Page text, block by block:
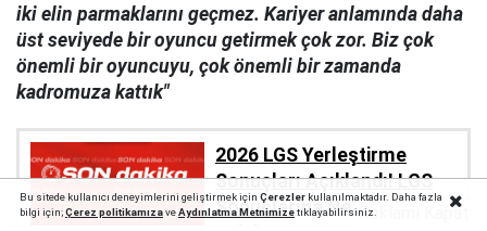
iki elin parmaklarını geçmez. Kariyer anlamında daha
üst seviyede bir oyuncu getirmek çok zor. Biz çok
önemli bir oyuncuyu, çok önemli bir zamanda
kadromuza kattık"
2026 LGS Yerleştirme
Sonuçları Açıklandı! LGS
Sonuçlarına Nereden
Bu sitede kullanıcı deneyimlerini geliştirmek için Çerezlerkullanılmaktadır. Daha fazla
bilgi için;Çerez politikamızaveAydınlatma Metnimizetıklayabilirsiniz.Reklamı Kapat